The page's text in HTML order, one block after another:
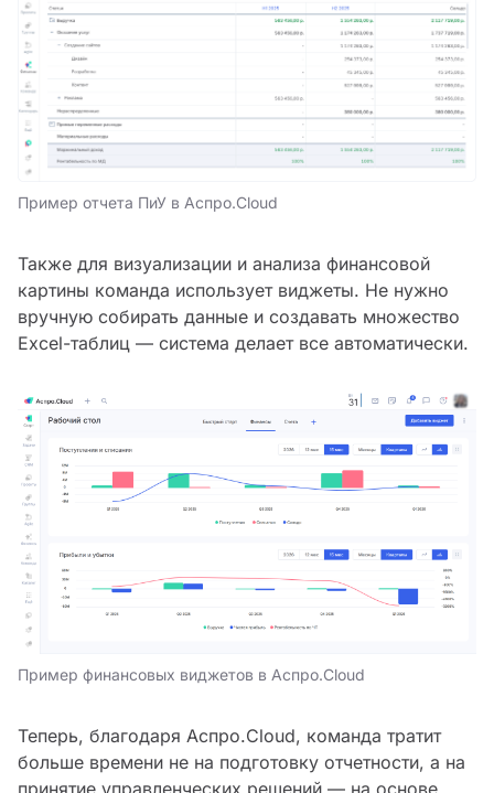
Пример отчета ПиУ в Аспро.Cloud
Также для визуализации и анализа финансовой
картины команда использует виджеты. Не нужно
вручную собирать данные и создавать множество
Excel-таблиц — система делает все автоматически.
Пример финансовых виджетов в Аспро.Cloud
Теперь, благодаря Аспро.Cloud, команда тратит
больше времени не на подготовку отчетности, а на